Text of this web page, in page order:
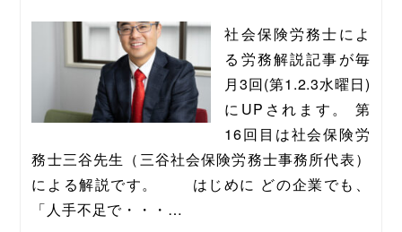
社会保険労務士によ
る労務解説記事が毎
月3回(第1.2.3水曜日)
にUPされます。 第
16回目は社会保険労
務士三谷先生（三谷社会保険労務士事務所代表）
による解説です。       はじめに どの企業でも、
「人手不足で・・・…